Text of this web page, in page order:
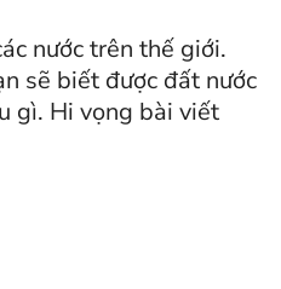
nước trên thế giới.
sẽ biết được đất nước
gì. Hi vọng bài viết